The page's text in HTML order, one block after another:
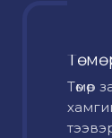
Төмөр